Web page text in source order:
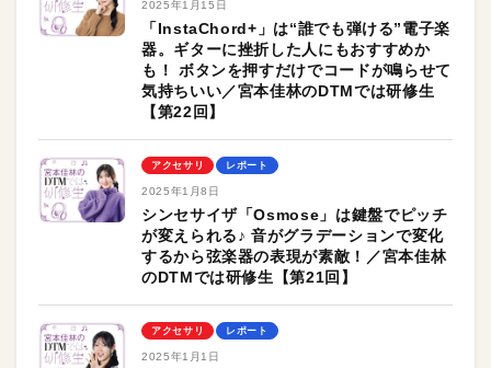
2025年1月15日
「InstaChord+」は“誰でも弾ける”電子楽
器。ギターに挫折した人にもおすすめか
も！ ボタンを押すだけでコードが鳴らせて
気持ちいい／宮本佳林のDTMでは研修生
【第22回】
アクセサリ レポート
2025年1月8日
シンセサイザ「Osmose」は鍵盤でピッチ
が変えられる♪ 音がグラデーションで変化
するから弦楽器の表現が素敵！／宮本佳林
のDTMでは研修生【第21回】
アクセサリ レポート
2025年1月1日